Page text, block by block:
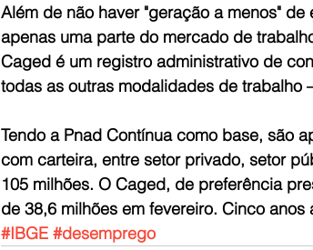
Além de não haver "geração a menos"
apenas uma parte do mercado de
Caged é um registro administrativo de
todas as outras modalidades de trabalho
Tendo a Pnad Contínua como base, são
com carteira, entre setor privado, setor
105 milhões. O Caged, de preferência
de 38,6 milhões em fevereiro. Cinco anos
#IBGE #desemprego